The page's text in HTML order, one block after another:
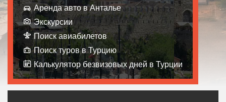
Аренда авто в Анталье
Экскурсии
Поиск авиабилетов
Поиск туров в Турцию
Калькулятор безвизовых дней в Турции